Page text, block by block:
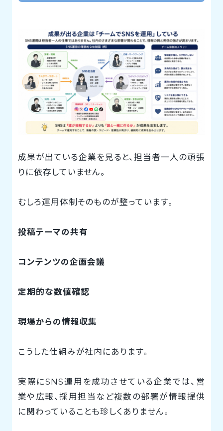
成果が出ている企業を見ると、担当者一人の頑張
りに依存していません。
むしろ運用体制そのものが整っています。
投稿テーマの共有
コンテンツの企画会議
定期的な数値確認
現場からの情報収集
こうした仕組みが社内にあります。
実際にSNS運用を成功させている企業では、営
業や広報、採用担当など複数の部署が情報提供
に関わっていることも珍しくありません。